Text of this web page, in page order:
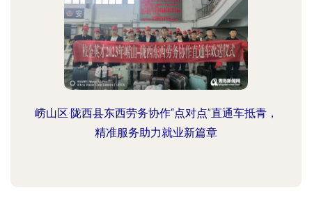
崂山区·陇西县东西劳务协作“点对点”直通车抵青，
精准服务助力就业新篇章